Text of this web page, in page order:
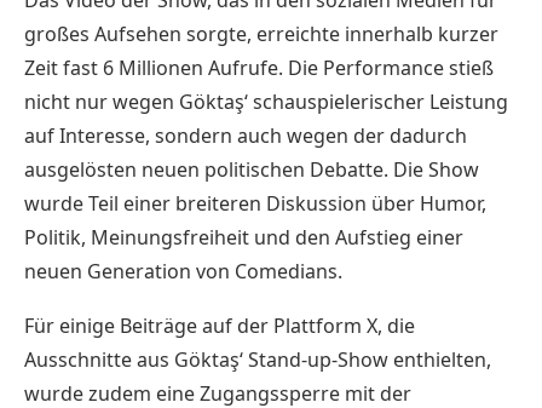
großes Aufsehen sorgte, erreichte innerhalb kurzer
Zeit fast 6 Millionen Aufrufe. Die Performance stieß
nicht nur wegen Göktaş‘ schauspielerischer Leistung
auf Interesse, sondern auch wegen der dadurch
ausgelösten neuen politischen Debatte. Die Show
wurde Teil einer breiteren Diskussion über Humor,
Politik, Meinungsfreiheit und den Aufstieg einer
neuen Generation von Comedians.
Für einige Beiträge auf der Plattform X, die
Ausschnitte aus Göktaş‘ Stand-up-Show enthielten,
wurde zudem eine Zugangssperre mit der